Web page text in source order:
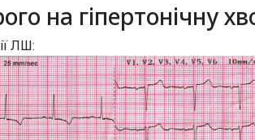
на гіпертонічну
ЛШ: